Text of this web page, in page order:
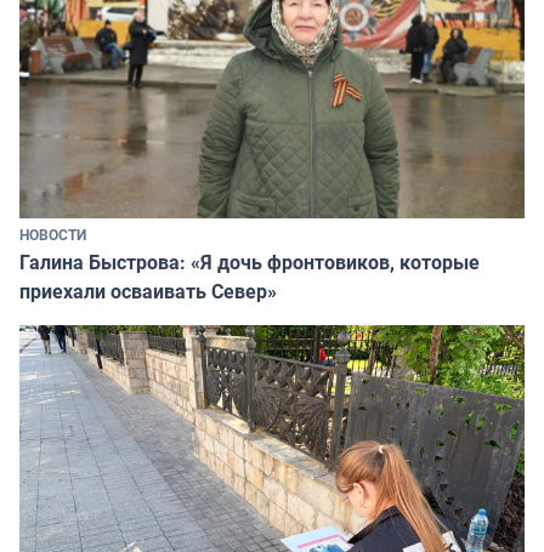
НОВОСТИ
Галина Быстрова: «Я дочь фронтовиков, которые
приехали осваивать Север»